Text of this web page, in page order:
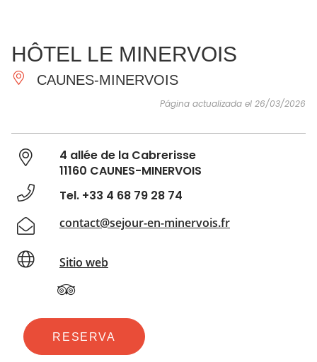
IMPRESCINDIBLES
HACER
INSPIRACIONES
HÔTEL LE MINERVOIS
CAUNES-MINERVOIS
Página actualizada el 26/03/2026
4 allée de la Cabrerisse
11160 CAUNES-MINERVOIS
Tel. +33 4 68 79 28 74
contact@sejour-en-minervois.fr
Sitio web
RESERVA